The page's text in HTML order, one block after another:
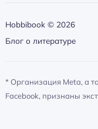
Hobbibook © 2026
Блог о литературе
* Организация Meta, а
Facebook, признаны